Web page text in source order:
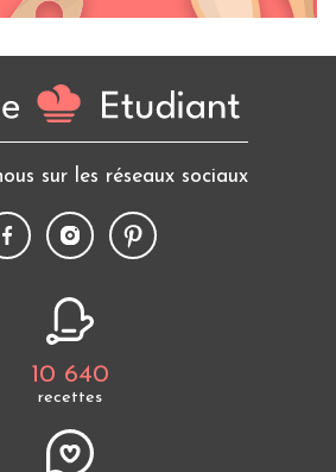
sur les réseaux sociaux
10 640
recettes